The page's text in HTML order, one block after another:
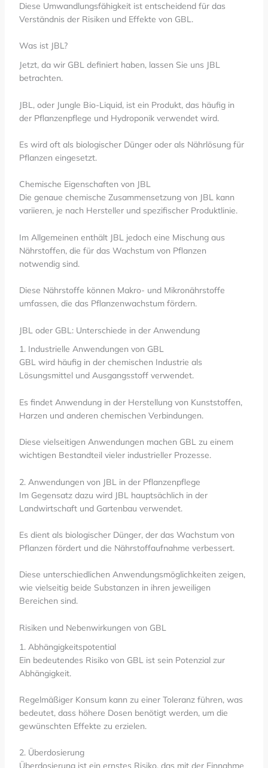
Diese Umwandlungsfähigkeit ist entscheidend für das
Verständnis der Risiken und Effekte von GBL.
Was ist JBL?
Jetzt, da wir GBL definiert haben, lassen Sie uns JBL
betrachten.
JBL, oder Jungle Bio-Liquid, ist ein Produkt, das häufig in
der Pflanzenpflege und Hydroponik verwendet wird.
Es wird oft als biologischer Dünger oder als Nährlösung für
Pflanzen eingesetzt.
Chemische Eigenschaften von JBL
Die genaue chemische Zusammensetzung von JBL kann
variieren, je nach Hersteller und spezifischer Produktlinie.
Im Allgemeinen enthält JBL jedoch eine Mischung aus
Nährstoffen, die für das Wachstum von Pflanzen
notwendig sind.
Diese Nährstoffe können Makro- und Mikronährstoffe
umfassen, die das Pflanzenwachstum fördern.
JBL oder GBL: Unterschiede in der Anwendung
1. Industrielle Anwendungen von GBL
GBL wird häufig in der chemischen Industrie als
Lösungsmittel und Ausgangsstoff verwendet.
Es findet Anwendung in der Herstellung von Kunststoffen,
Harzen und anderen chemischen Verbindungen.
Diese vielseitigen Anwendungen machen GBL zu einem
wichtigen Bestandteil vieler industrieller Prozesse.
2. Anwendungen von JBL in der Pflanzenpflege
Im Gegensatz dazu wird JBL hauptsächlich in der
Landwirtschaft und Gartenbau verwendet.
Es dient als biologischer Dünger, der das Wachstum von
Pflanzen fördert und die Nährstoffaufnahme verbessert.
Diese unterschiedlichen Anwendungsmöglichkeiten zeigen,
wie vielseitig beide Substanzen in ihren jeweiligen
Bereichen sind.
Risiken und Nebenwirkungen von GBL
1. Abhängigkeitspotential
Ein bedeutendes Risiko von GBL ist sein Potenzial zur
Abhängigkeit.
Regelmäßiger Konsum kann zu einer Toleranz führen, was
bedeutet, dass höhere Dosen benötigt werden, um die
gewünschten Effekte zu erzielen.
2. Überdosierung
Überdosierung ist ein ernstes Risiko, das mit der Einnahme